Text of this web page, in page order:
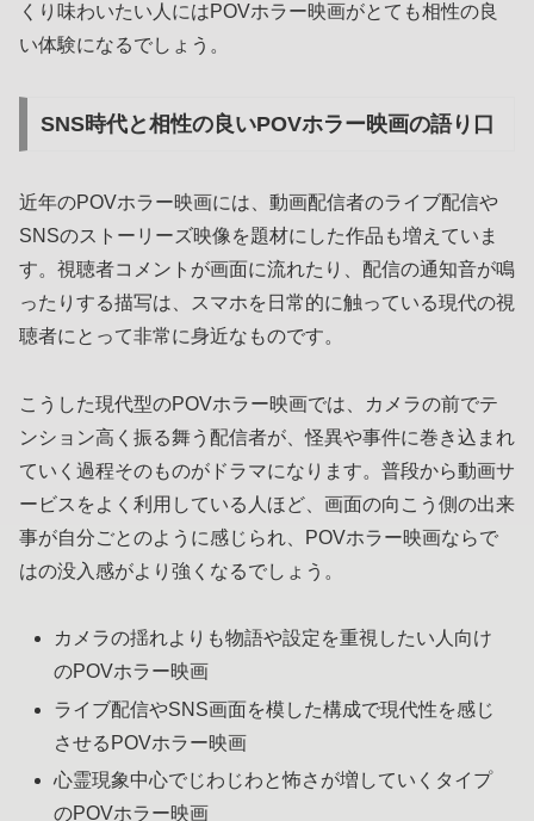
くり味わいたい人にはPOVホラー映画がとても相性の良
い体験になるでしょう。
SNS時代と相性の良いPOVホラー映画の語り口
近年のPOVホラー映画には、動画配信者のライブ配信や
SNSのストーリーズ映像を題材にした作品も増えていま
す。視聴者コメントが画面に流れたり、配信の通知音が鳴
ったりする描写は、スマホを日常的に触っている現代の視
聴者にとって非常に身近なものです。
こうした現代型のPOVホラー映画では、カメラの前でテ
ンション高く振る舞う配信者が、怪異や事件に巻き込まれ
ていく過程そのものがドラマになります。普段から動画サ
ービスをよく利用している人ほど、画面の向こう側の出来
事が自分ごとのように感じられ、POVホラー映画ならで
はの没入感がより強くなるでしょう。
カメラの揺れよりも物語や設定を重視したい人向け
のPOVホラー映画
ライブ配信やSNS画面を模した構成で現代性を感じ
させるPOVホラー映画
心霊現象中心でじわじわと怖さが増していくタイプ
のPOVホラー映画